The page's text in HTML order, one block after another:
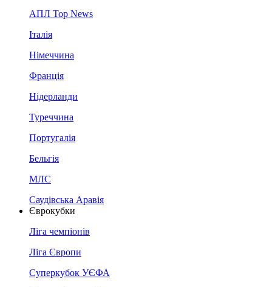
АПЛ Top News
Італія
Німеччина
Франція
Нідерланди
Туреччина
Португалія
Бельгія
МЛС
Саудівська Аравія
Єврокубки
Ліга чемпіонів
Ліга Європи
Суперкубок УЄФА